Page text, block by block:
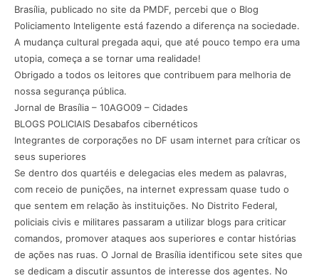
Brasília, publicado no site da PMDF, percebi que o Blog
Policiamento Inteligente está fazendo a diferença na sociedade.
A mudança cultural pregada aqui, que até pouco tempo era uma
utopia, começa a se tornar uma realidade!
Obrigado a todos os leitores que contribuem para melhoria de
nossa segurança pública.
Jornal de Brasília – 10AGO09 – Cidades
BLOGS POLICIAIS Desabafos cibernéticos
Integrantes de corporações no DF usam internet para críticar os
seus superiores
Se dentro dos quartéis e delegacias eles medem as palavras,
com receio de punições, na internet expressam quase tudo o
que sentem em relação às instituições. No Distrito Federal,
policiais civis e militares passaram a utilizar blogs para criticar
comandos, promover ataques aos superiores e contar histórias
de ações nas ruas. O Jornal de Brasília identificou sete sites que
se dedicam a discutir assuntos de interesse dos agentes. No